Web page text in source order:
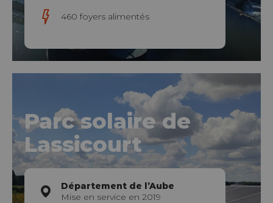
460 foyers alimentés
Parc solaire de
Lassicourt
Département de l’Aube
Mise en service en 2019